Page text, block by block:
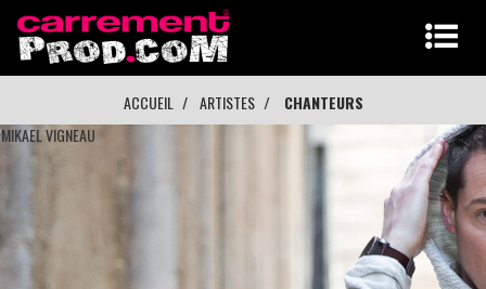
ACCUEIL ARTISTES CHANTEURS